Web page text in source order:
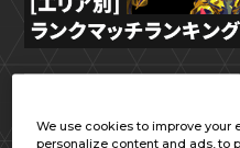
We use cookies to improve your
personalize content and ads, to